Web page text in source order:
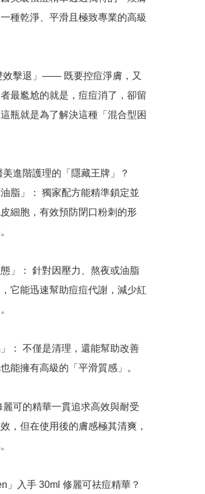
種乾淨、平滑且極致專業的高級
效擊退」—— 既要控痘淨膚，又
最尷尬的就是，痘痘消了，卻留
瓶就是為了解決這種「混合型困
進階護理的「隱藏王牌」？
脂」： 獨家配方能精準鎖定並
細胞，有效預防閉口粉刺的形
」： 針對因壓力、熬夜或油脂
它能迅速幫助痘痘代謝，減少紅
： 不僅是清理，還能幫助改善
能擁有高級的「平滑質感」。
麗可的精華一貫追求高效與耐受
，但在使用後的膚感極其清爽，
」入手 30ml 修麗可祛痘精華？